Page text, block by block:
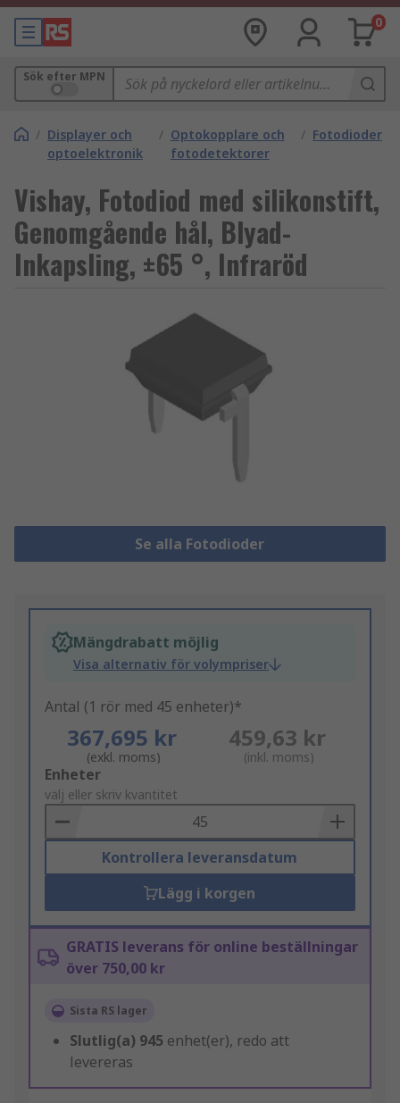
0
Sök efter MPN
/ Displayer och
optoelektronik
/ Optokopplare och
fotodetektorer
/ Fotodioder
Vishay, Fotodiod med silikonstift,
Genomgående hål, Blyad-
Inkapsling, ±65 °, Infraröd
Se alla Fotodioder
Mängdrabatt möjlig
Visa alternativ för volympriser
Antal (1 rör med 45 enheter)*
367,695 kr
(exkl. moms)
459,63 kr
(inkl. moms)
Add
to
Basket
Enheter
välj eller skriv kvantitet
Kontrollera leveransdatum
Lägg i korgen
GRATIS leverans för online beställningar
över 750,00 kr
Sista RS lager
Slutlig(a) 945 enhet(er), redo att
levereras